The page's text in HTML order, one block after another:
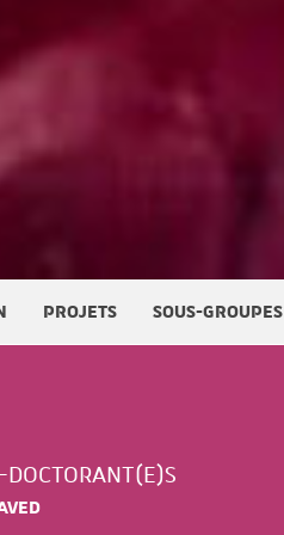
PROJETS SOUS-GROUPES
DOCTORANT(E)S